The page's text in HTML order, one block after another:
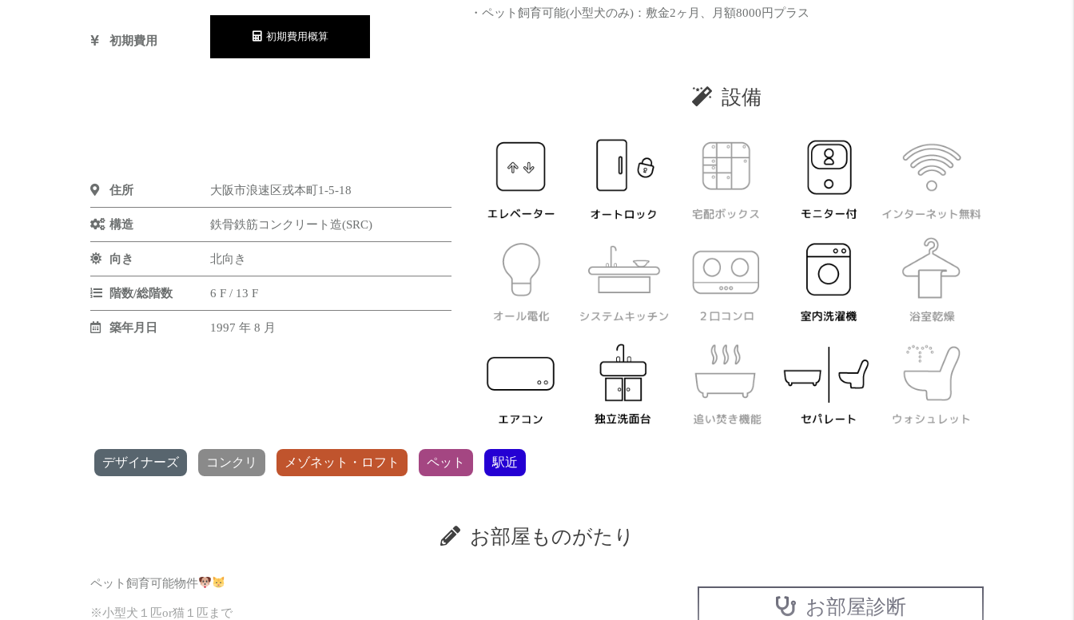
初期費用 初期費用概算
・ペット飼育可能(小型犬のみ)：敷金2ヶ月、月額8000円プラス
住所 大阪市浪速区戎本町1-5-18
構造 鉄骨鉄筋コンクリート造(SRC)
向き 北向き
階数/総階数 6 F / 13 F
築年月日 1997 年 8 月
設備
デザイナーズ コンクリ メゾネット・ロフト ペット 駅近
お部屋ものがたり
ペット飼育可能物件
※小型犬１匹or猫１匹まで お部屋診断